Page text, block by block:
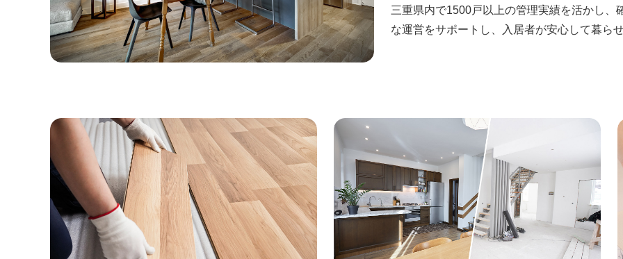
三重県内で1500戸以上の管理実績を活かし
な運営をサポートし、入居者が安心して暮ら